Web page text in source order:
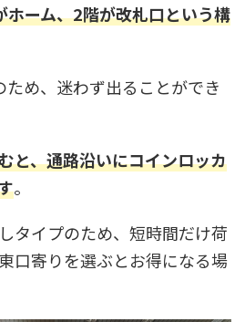
ーム、2階が改札口という構
め、迷わず出ることができ
と、通路沿いにコインロッカ
。
タイプのため、短時間だけ荷
口寄りを選ぶとお得になる場